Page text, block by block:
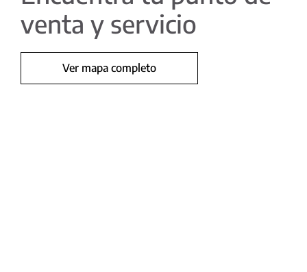
venta y servicio
Ver mapa completo